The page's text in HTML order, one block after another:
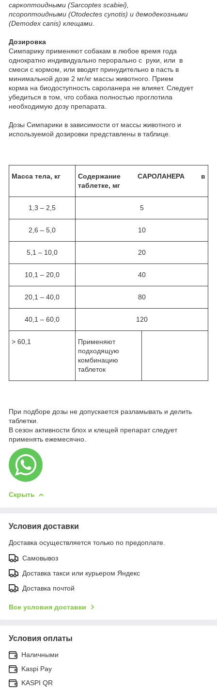
саркоптоидными (Sarcoptes scabiei),
псороптоидными (Otodectes cynotis) и демодекозными
(Demodex canis) клещами.
Дозировка
Симпарику применяют собакам в любое время года
однократно индивидуально перорально с руки, или в
смеси с кормом, или вводят принудительно в пасть в
минимальной дозе 2 мг/кг массы животного. Прием
корма на биодоступность сароланера не влияет. Следует
убедиться в том, что собака полностью проглотила
необходимую дозу препарата.
Дозы Симпарики в зависимости от массы животного и
используемой дозировки представлены в таблице.
Масса тела, кг
Содержание САРОЛАНЕРА в
таблетке, мг
1,3 – 2,5 5
2,6 – 5,0 10
5,1 – 10,0 20
10,1 – 20,0 40
20,1 – 40,0 80
40,1 – 60,0 120
> 60,1
Применяют
подходящую
комбинацию
таблеток
При подборе дозы не допускается разламывать и делить
таблетки.
В сезон активности блох и клещей препарат следует
применять ежемесячно.
Скрыть
Условия доставки
Доставка осуществляется только по предоплате.
Самовывоз
Доставка такси или курьером Яндекс
Доставка почтой
Все условия доставки
Условия оплаты
Наличными
Kaspi Pay
KASPI QR